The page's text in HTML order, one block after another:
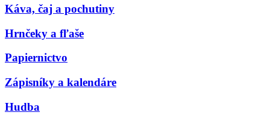
Káva, čaj a pochutiny
Hrnčeky a fľaše
Papiernictvo
Zápisníky a kalendáre
Hudba